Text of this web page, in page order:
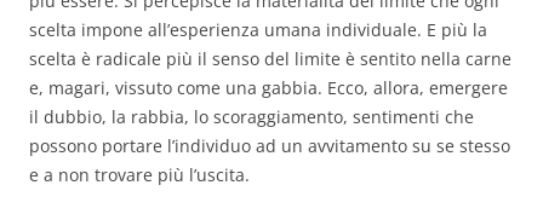
scelta impone all’esperienza umana individuale. E più la
scelta è radicale più il senso del limite è sentito nella carne
e, magari, vissuto come una gabbia. Ecco, allora, emergere
il dubbio, la rabbia, lo scoraggiamento, sentimenti che
possono portare l’individuo ad un avvitamento su se stesso
e a non trovare più l’uscita.